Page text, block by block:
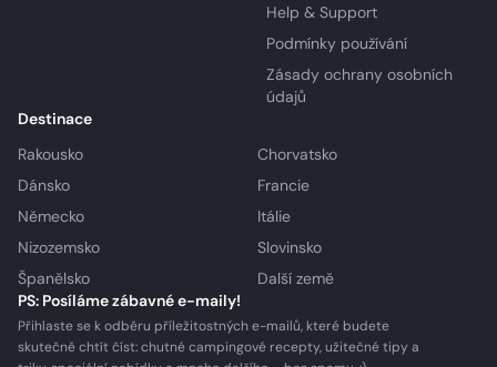
Help & Support
Podmínky používání
Zásady ochrany osobních
údajů
Destinace
Rakousko
Chorvatsko
Dánsko
Francie
Německo
Itálie
Nizozemsko
Slovinsko
Španělsko
Další země
PS: Posíláme zábavné e-maily!
Přihlaste se k odběru příležitostných e-mailů, které budete
skutečně chtít číst: chutné campingové recepty, užitečné tipy a